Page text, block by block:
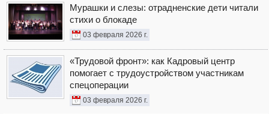
Мурашки и слезы: отрадненские дети читали
стихи о блокаде
03 февраля 2026 г.
«Трудовой фронт»: как Кадровый центр
помогает с трудоустройством участникам
спецоперации
03 февраля 2026 г.